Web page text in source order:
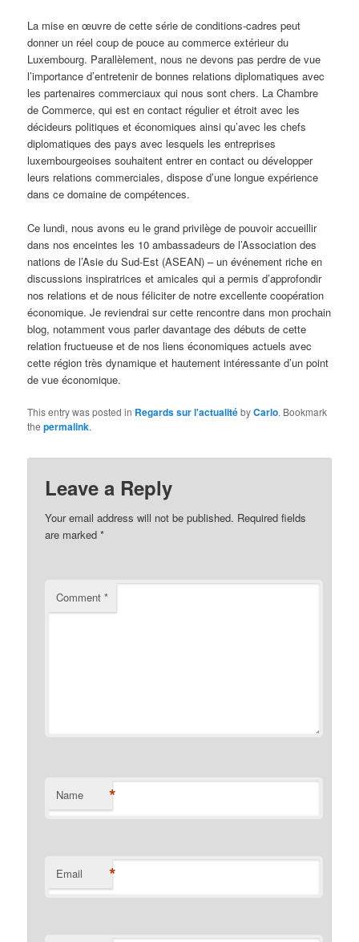
La mise en œuvre de cette série de conditions-cadres peut
donner un réel coup de pouce au commerce extérieur du
Luxembourg. Parallèlement, nous ne devons pas perdre de vue
l’importance d’entretenir de bonnes relations diplomatiques avec
les partenaires commerciaux qui nous sont chers. La Chambre
de Commerce, qui est en contact régulier et étroit avec les
décideurs politiques et économiques ainsi qu’avec les chefs
diplomatiques des pays avec lesquels les entreprises
luxembourgeoises souhaitent entrer en contact ou développer
leurs relations commerciales, dispose d’une longue expérience
dans ce domaine de compétences.
Ce lundi, nous avons eu le grand privilège de pouvoir accueillir
dans nos enceintes les 10 ambassadeurs de l’Association des
nations de l’Asie du Sud-Est (ASEAN) – un événement riche en
discussions inspiratrices et amicales qui a permis d’approfondir
nos relations et de nous féliciter de notre excellente coopération
économique. Je reviendrai sur cette rencontre dans mon prochain
blog, notamment vous parler davantage des débuts de cette
relation fructueuse et de nos liens économiques actuels avec
cette région très dynamique et hautement intéressante d’un point
de vue économique.
This entry was posted in Regards sur l'actualitébyCarlo. Bookmark
thepermalink.
Leave a Reply
Your email address will not be published. Required fields
are marked*
Comment*
Name *
Email *